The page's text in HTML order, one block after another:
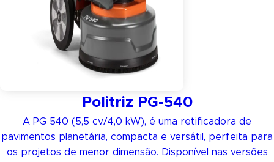
Politriz PG-540
A PG 540 (5,5 cv/4,0 kW), é uma retificadora de
pavimentos planetária, compacta e versátil, perfeita para
os projetos de menor dimensão. Disponível nas versões